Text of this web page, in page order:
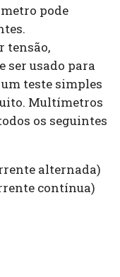
pode
tensão,
ser usado para
teste simples
Multímetros
os seguintes
alternada)
contínua)